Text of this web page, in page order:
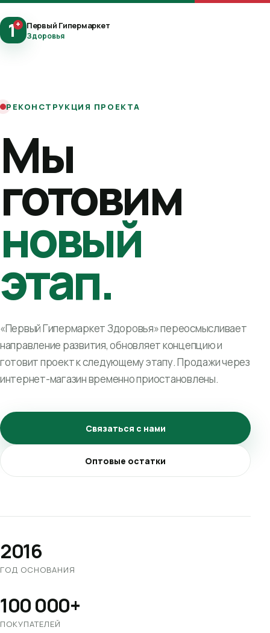
1+ Первый Гипермаркет
Здоровья
РЕКОНСТРУКЦИЯ ПРОЕКТА
Мы
готовим
новый
этап.
«Первый Гипермаркет Здоровья» переосмысливает
направление развития, обновляет концепцию и
готовит проект к следующему этапу. Продажи через
интернет-магазин временно приостановлены.
Связаться с нами
Оптовые остатки
2016
ГОД ОСНОВАНИЯ
100 000+
ПОКУПАТЕЛЕЙ